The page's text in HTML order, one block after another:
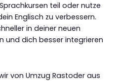
teil oder nutze
Englisch zu verbessern.
in deiner neuen
und dich besser integrieren
von Umzug Rastoder aus